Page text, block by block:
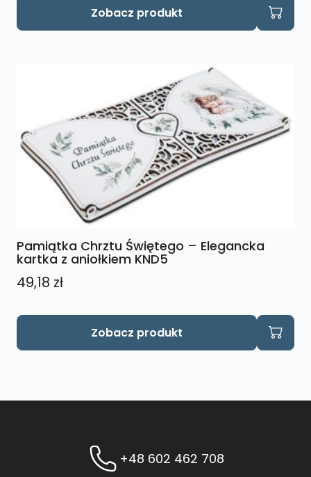
Zobacz produkt
Pamiątka Chrztu Świętego – Elegancka
kartka z aniołkiem KND5
49,18 zł
Zobacz produkt
+48 602 462 708